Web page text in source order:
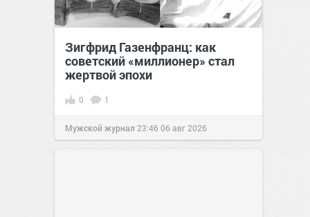
Зигфрид Газенфранц: как
советский «миллионер» стал
жертвой эпохи
0 1
Мужской журнал 23:4606 авг 2026